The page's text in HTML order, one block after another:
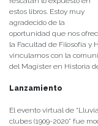
estos libros. Estoy muy
agradecido de la
oportunidad que nos
la Facultad de Filosofía y
vincularnos con la
del Magíster en Historia
Lanzamiento
El evento virtual de
clubes (1909-2020” fue